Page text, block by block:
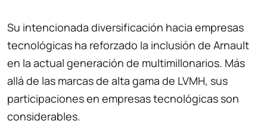
Su intencionada diversificación hacia empresas
tecnológicas ha reforzado la inclusión de Arnault
en la actual generación de multimillonarios. Más
allá de las marcas de alta gama de LVMH, sus
participaciones en empresas tecnológicas son
considerables.